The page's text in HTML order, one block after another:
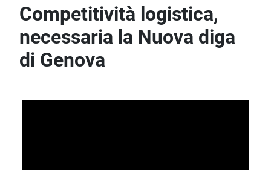
Competitività logistica,
necessaria la Nuova diga
di Genova